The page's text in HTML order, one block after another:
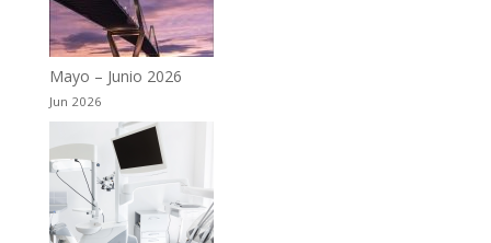
Mayo – Junio 2026
Jun 2026